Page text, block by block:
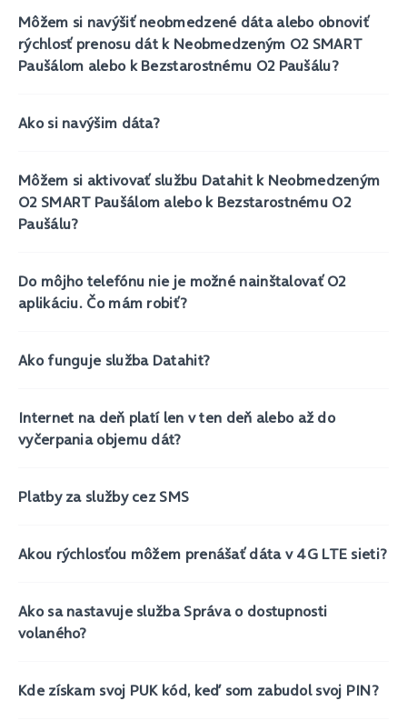
Môžem si navýšiť neobmedzené dáta alebo obnoviť
rýchlosť prenosu dát k Neobmedzeným O2 SMART
Paušálom alebo k Bezstarostnému O2 Paušálu?
Ako si navýšim dáta?
Môžem si aktivovať službu Datahit k Neobmedzeným
O2 SMART Paušálom alebo k Bezstarostnému O2
Paušálu?
Do môjho telefónu nie je možné nainštalovať O2
aplikáciu. Čo mám robiť?
Ako funguje služba Datahit?
Internet na deň platí len v ten deň alebo až do
vyčerpania objemu dát?
Platby za služby cez SMS
Akou rýchlosťou môžem prenášať dáta v 4G LTE sieti?
Ako sa nastavuje služba Správa o dostupnosti
volaného?
Kde získam svoj PUK kód, keď som zabudol svoj PIN?